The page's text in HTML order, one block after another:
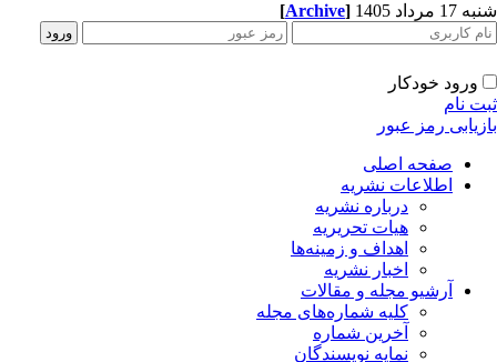
مرداد 1405 [Archive]
ورود خودکار
نام
رمز عبور
صفحه اصلی
اطلاعات نشریه
درباره نشریه
هیات تحریریه
اهداف و زمینه‌ها
اخبار نشریه
آرشیو مجله و مقالات
کلیه شماره‌های مجله
آخرین شماره
نمایه نویسندگان